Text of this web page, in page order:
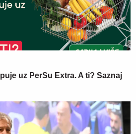
uz PerSu Extra. A ti? Saznaj